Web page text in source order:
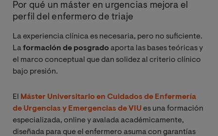
Por qué un máster en urgencias mejora el
perfil del enfermero de triaje
La experiencia clínica es necesaria, pero no suficiente.
Laformación de posgradoaporta las bases teóricas y
el marco conceptual que dan solidez al criterio clínico
bajo presión.
El Máster Universitario en Cuidados de Enfermería
de Urgencias y Emergencias de VIUes una formación
especializada, online y avalada académicamente,
diseñada para que el enfermero asuma con garantías